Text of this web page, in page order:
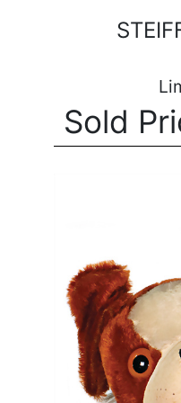
Sold